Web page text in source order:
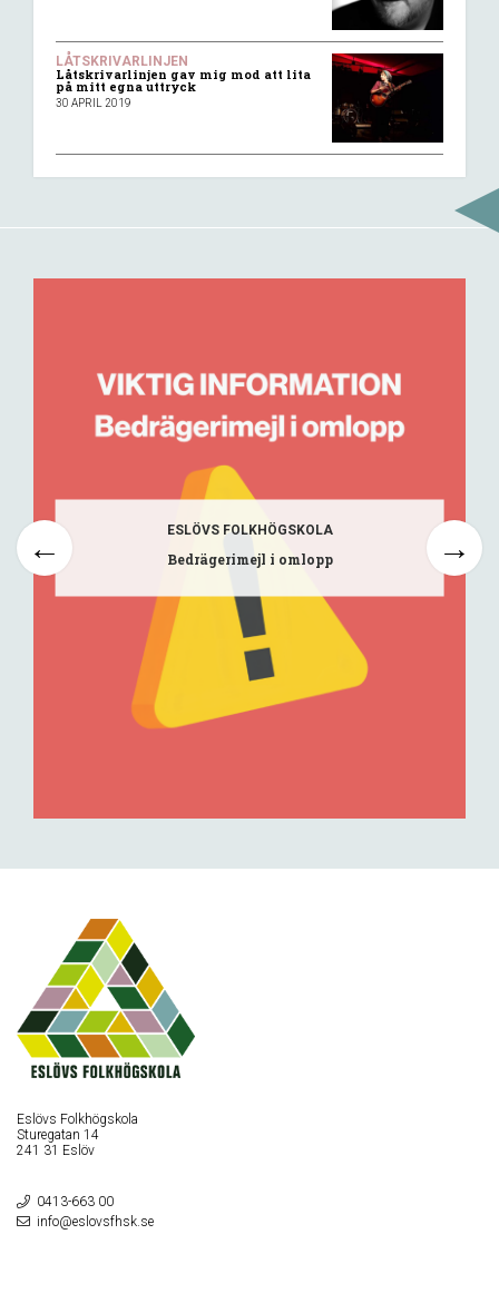
LÅTSKRIVARLINJEN
Låtskrivarlinjen gav mig mod att lita
på mitt egna uttryck
30 APRIL 2019
ESLÖVS FOLKHÖGSKOLA
Bedrägerimejl i omlopp
Eslövs Folkhögskola
Sturegatan 14
241 31 Eslöv
0413-663 00
info@eslovsfhsk.se